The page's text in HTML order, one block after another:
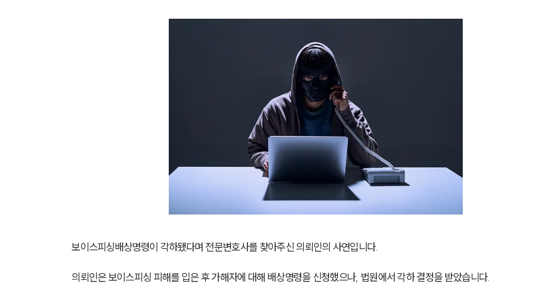
보이스피싱배상명령이 각하됐다며 전문변호사를 찾아주신 의뢰인의 사연입니다.
의뢰인은 보이스피싱 피해를 입은 후 가해자에 대해 배상명령을 신청했으나, 법원에서 각하 결정을 받았습니다.